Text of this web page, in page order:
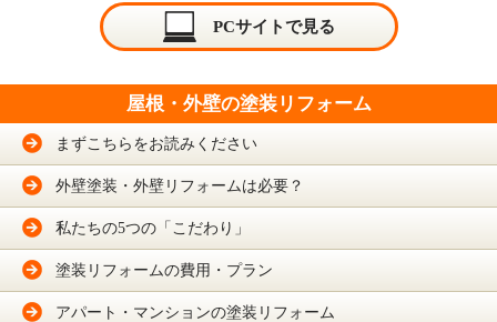
PCサイトで見る
屋根・外壁の塗装リフォーム
まずこちらをお読みください
外壁塗装・外壁リフォームは必要？
私たちの5つの「こだわり」
塗装リフォームの費用・プラン
アパート・マンションの塗装リフォーム